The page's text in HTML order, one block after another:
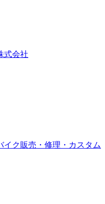
式会社
販売・修理・カスタム